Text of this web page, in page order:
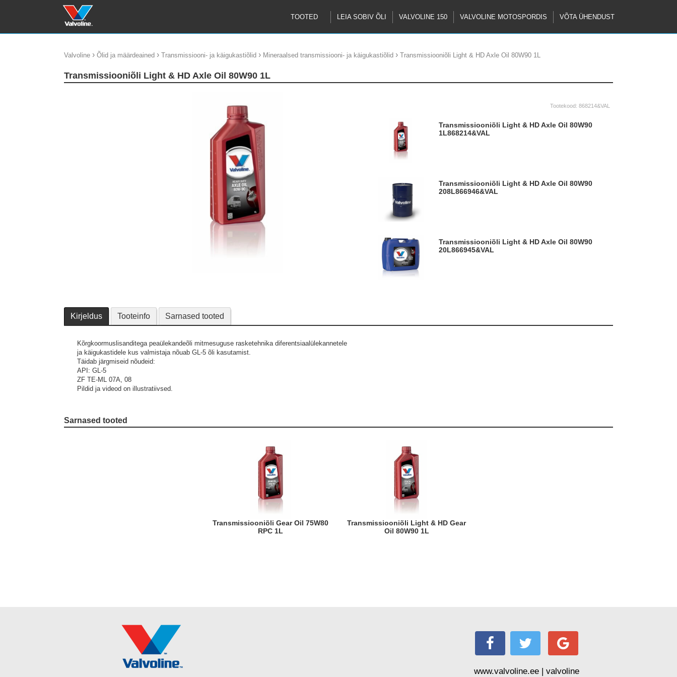
TOOTED LEIA SOBIV ÕLI VALVOLINE 150 VALVOLINE MOTOSPORDIS VÕTA ÜHENDUST
Valvoline › Õlid ja määrdeained › Transmissiooni- ja käigukastiõlid › Mineraalsed transmissiooni- ja käigukastiõlid › Transmissiooniõli Light & HD Axle Oil 80W90 1L
Transmissiooniõli Light & HD Axle Oil 80W90 1L
Tootekood: 868214&VAL
Transmissiooniõli Light & HD Axle Oil 80W90
1L868214&VAL
Transmissiooniõli Light & HD Axle Oil 80W90
208L866946&VAL
Transmissiooniõli Light & HD Axle Oil 80W90
20L866945&VAL
Kirjeldus Tooteinfo Sarnased tooted
Kõrgkoormuslisanditega peaülekandeõli mitmesuguse rasketehnika diferentsiaalülekannetele
ja käigukastidele kus valmistaja nõuab GL-5 õli kasutamist.
Täidab järgmiseid nõudeid:
API: GL-5
ZF TE-ML 07A, 08
Pildid ja videod on illustratiivsed.
Sarnased tooted
Transmissiooniõli Gear Oil 75W80
RPC 1L
Transmissiooniõli Light & HD Gear
Oil 80W90 1L
www.valvoline.ee | valvoline